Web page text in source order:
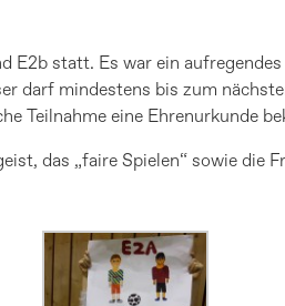
E2b statt. Es war ein
darf mindestens bis zum
Teilnahme eine Ehrenurkunde
das „faire Spielen“ sowie